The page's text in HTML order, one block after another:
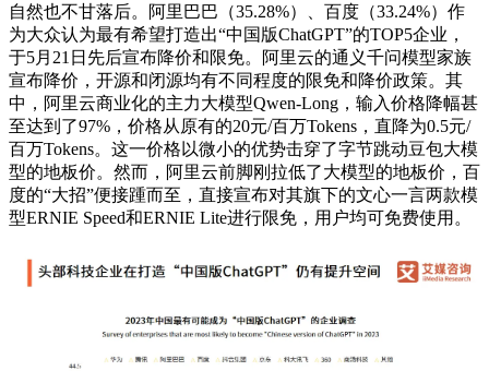
自然也不甘落后。阿里巴巴（35.28%）、百度（33.24%）作
为大众认为最有希望打造出“中国版ChatGPT”的TOP5企业，
于5月21日先后宣布降价和限免。阿里云的通义千问模型家族
宣布降价，开源和闭源均有不同程度的限免和降价政策。其
中，阿里云商业化的主力大模型Qwen-Long，输入价格降幅甚
至达到了97%，价格从原有的20元/百万Tokens，直降为0.5元/
百万Tokens。这一价格以微小的优势击穿了字节跳动豆包大模
型的地板价。然而，阿里云前脚刚拉低了大模型的地板价，百
度的“大招”便接踵而至，直接宣布对其旗下的文心一言两款模
型ERNIE Speed和ERNIE Lite进行限免，用户均可免费使用。